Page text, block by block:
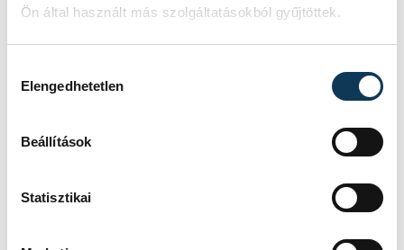
Ön által használt más szolgáltatásokból gyűjtöttek.
Elengedhetetlen
Beállítások
Statisztikai
A rendezvény meglepetését Beck Zoli, a
30Y zenekar frontembere szolgáltatta, aki
Hortobágyi Ildikó régi tanítványaként
lépett színpadra. Zenéjét a kar hallgatói és